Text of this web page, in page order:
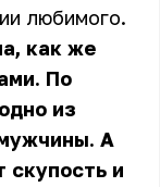
любимого.
как же
По
из
А
скупость и